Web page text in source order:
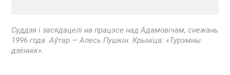
Суддзя і засядацелі на працэсе над Адамовічам, снежань
1996 года. Аўтар — Алесь Пушкін. Крыніца: «Турэмны
дзённік».